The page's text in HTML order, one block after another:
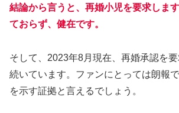
結論から言うと、再婚小児を要求しま
ておらず、健在です。
そして、2023年8月現在、再婚承認を
続いています。ファンにとっては朗報
を示す証拠と言えるでしょう。